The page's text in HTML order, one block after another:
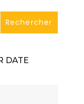
DATE